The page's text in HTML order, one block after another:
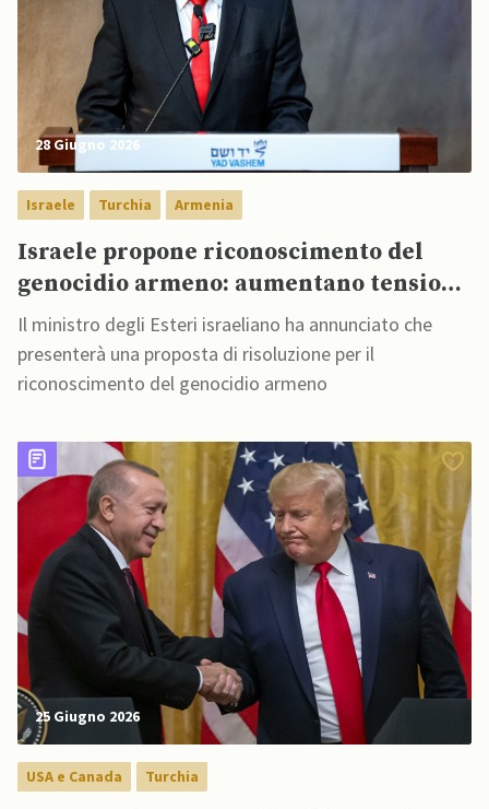
28 Giugno 2026
Israele Turchia Armenia
Israele propone riconoscimento del
genocidio armeno: aumentano tensioni
con Turchia
Il ministro degli Esteri israeliano ha annunciato che
presenterà una proposta di risoluzione per il
riconoscimento del genocidio armeno
25 Giugno 2026
USA e Canada Turchia